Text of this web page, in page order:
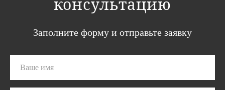
консультацию
Заполните форму и отправьте заявку